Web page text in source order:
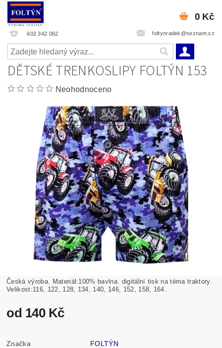
602 342 062 foltynradek@seznam.cz
0 Kč
DĚTSKÉ TRENKOSLIPY FOLTÝN 153
Neohodnoceno
Česká výroba. Materiál:100% bavlna. digitální tisk na téma traktory.
Velikost:116, 122, 128, 134, 140, 146, 152, 158, 164.
od 140 Kč
Značka FOLTÝN